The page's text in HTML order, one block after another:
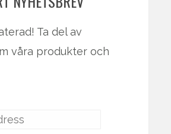
Ta del av
våra produkter och